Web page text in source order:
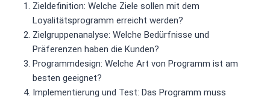
Zieldefinition: Welche Ziele sollen mit dem
Loyalitätsprogramm erreicht werden?
Zielgruppenanalyse: Welche Bedürfnisse und
Präferenzen haben die Kunden?
Programmdesign: Welche Art von Programm ist am
besten geeignet?
Implementierung und Test: Das Programm muss